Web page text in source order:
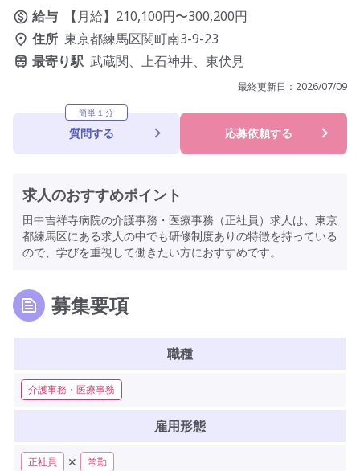
給与
【月給】210,100円〜300,200円
住所 東京都練馬区関町南3-9-23
最寄り駅 武蔵関、上石神井、東伏見
最終更新日： 2026/07/09
簡単１分
質問する 応募依頼する
求人のおすすめポイント
田中吉祥寺病院の介護事務・医療事務（正社員）求人は、東京
都練馬区にある求人の中でも研修制度ありの特徴を持っている
ので、学びを重視して働きたい方におすすめです。
募集要項
職種
介護事務・医療事務
雇用形態
正社員 ✕ 常勤